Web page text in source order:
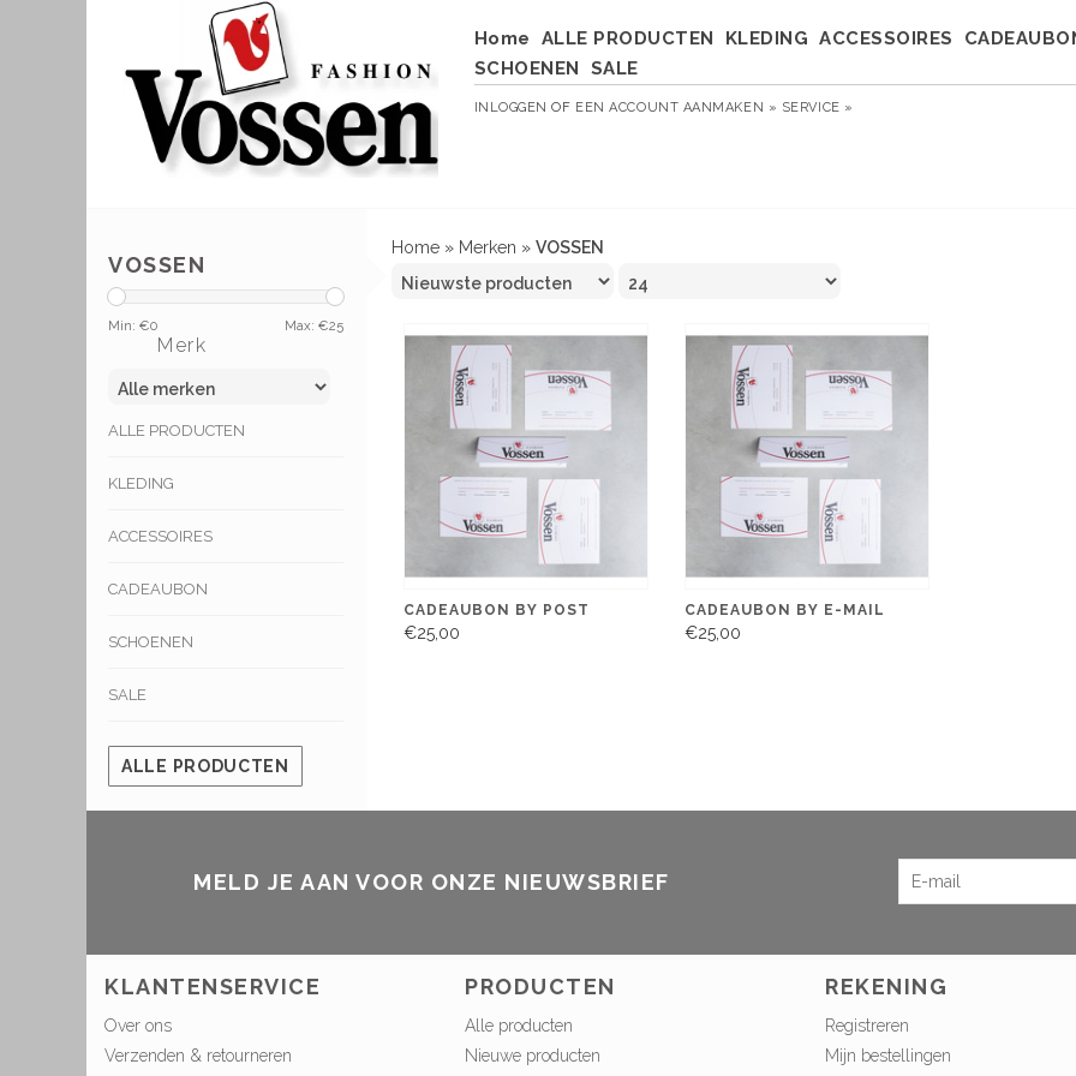
Home ALLE PRODUCTEN KLEDING ACCESSOIRES
SCHOENEN
SALE
INLOGGEN OF EEN ACCOUNT AANMAKEN » SERVICE »
VOSSEN
Min: €0 Max: €25
Merk
ALLE PRODUCTEN
KLEDING
ACCESSOIRES
CADEAUBON
SCHOENEN
SALE
ALLE PRODUCTEN
Home » Merken » VOSSEN
CADEAUBON BY POST
€25,00
CADEAUBON BY E-MAIL
€25,00
MELD JE AAN VOOR ONZE NIEUWSBRIEF
KLANTENSERVICE
Over ons
Verzenden & retourneren
PRODUCTEN
Alle producten
Nieuwe producten
REKENING
Registreren
Mijn bestellingen